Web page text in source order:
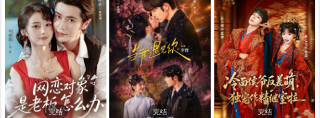
完结 完结 完结